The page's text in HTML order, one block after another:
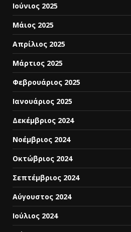
Ιούνιος 2025
Μάιος 2025
Απρίλιος 2025
Μάρτιος 2025
Φεβρουάριος 2025
Ιανουάριος 2025
Δεκέμβριος 2024
Νοέμβριος 2024
Οκτώβριος 2024
Σεπτέμβριος 2024
Αύγουστος 2024
Ιούλιος 2024